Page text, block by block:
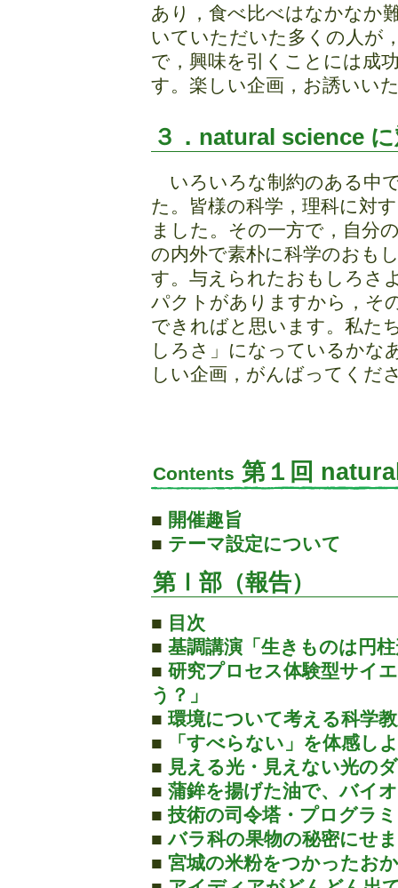
あり，食べ比べはなかなか
いていただいた多くの人が
で，興味を引くことには成
す。楽しい企画，お誘いい
３．natural science
いろいろな制約のある中
た。皆様の科学，理科に対
ました。その一方で，自分
の内外で素朴に科学のおも
す。与えられたおもしろさ
パクトがありますから，そ
できればと思います。私た
しろさ」になっているかな
しい企画，がんばってくだ
Contents 第１回
■ 開催趣旨
■ テーマ設定について
第Ⅰ部（報告）
■ 目次
■ 基調講演「生きものは円
■ 研究プロセス体験型サイ
う？」
■ 環境について考える科学
■
「すべらない」を体感し
■ 見える光・見えない光の
■ 蒲鉾を揚げた油で、バイ
■ 技術の司令塔・プログラ
■ バラ科の果物の秘密にせ
■ 宮城の米粉をつかったお